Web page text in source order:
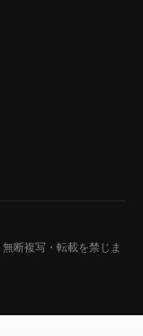
無断複写・転載を禁じま